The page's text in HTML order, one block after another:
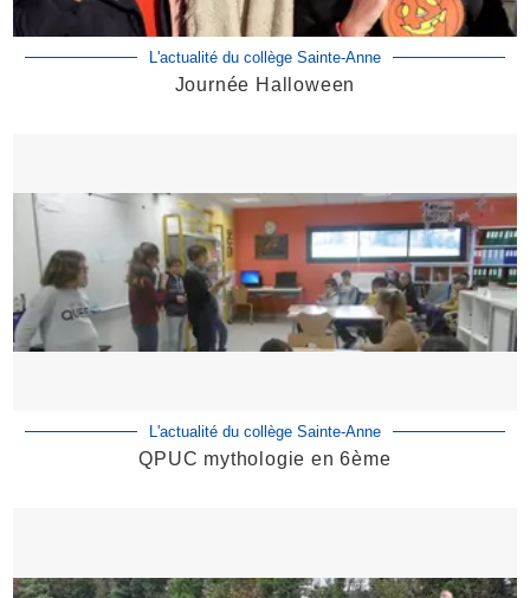
L'actualité du collège Sainte-Anne
Journée Halloween
L'actualité du collège Sainte-Anne
QPUC mythologie en 6ème